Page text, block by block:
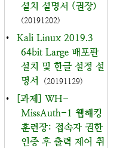
설치 설명서 (권장)
(20191202)
•
Kali Linux 2019.3
64bit Large 배포판
설치 및 한글 설정 설
명서
(20191129)
•
[과제] WH-
MissAuth-1 웹해킹
훈련장: 접속자 권한
인증 후 출력 제어 취